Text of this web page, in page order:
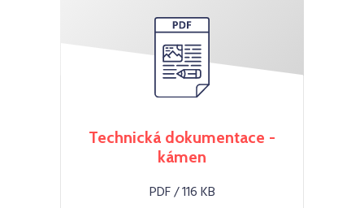
Technická dokumentace -
kámen
PDF / 116 KB